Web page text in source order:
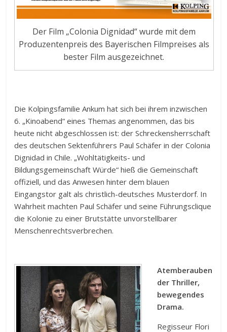
Der Film „Colonia Dignidad“ wurde mit dem
Produzentenpreis des Bayerischen Filmpreises als
bester Film ausgezeichnet.
Die Kolpingsfamilie Ankum hat sich bei ihrem inzwischen
6. „Kinoabend“ eines Themas angenommen, das bis
heute nicht abgeschlossen ist: der Schreckensherrschaft
des deutschen Sektenführers Paul Schäfer in der Colonia
Dignidad in Chile. „Wohltätigkeits- und
Bildungsgemeinschaft Würde“ hieß die Gemeinschaft
offiziell, und das Anwesen hinter dem blauen
Eingangstor galt als christlich-deutsches Musterdorf. In
Wahrheit machten Paul Schäfer und seine Führungsclique
die Kolonie zu einer Brutstätte unvorstellbarer
Menschenrechtsverbrechen.
Atemberauben
der Thriller,
bewegendes
Drama.
Regisseur Flori